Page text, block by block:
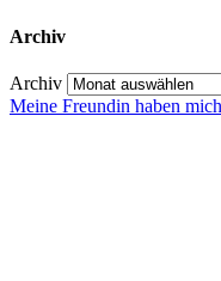
Archiv
Archiv
Meine Freundin haben